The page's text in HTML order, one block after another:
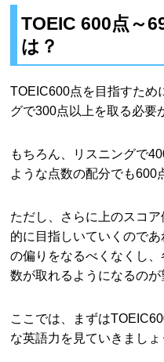
TOEIC 600点～
は？
TOEIC600点を目指すため
グで300点以上を取る必要
もちろん、リスニングで
ような点数の配分でも600
ただし、さらに上のスコ
的に目指しいていくので
の偏りをなるべくなくし
数が取れるようになるのが
ここでは、まずは
な英語力を見ていきましょ